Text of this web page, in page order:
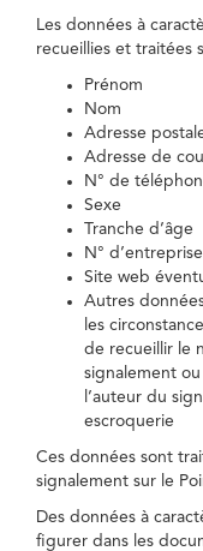
Les données à
recueillies et traitées
Prénom
Nom
Adresse
Adresse de
N° de
Sexe
Tranche d’âge
N°
Site web
Autres
les
de recueillir le
signalement
l’auteur du
escroquerie
Ces données sont
signalement sur le
Des données à
figurer dans les